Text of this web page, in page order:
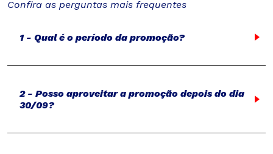
Confira as perguntas mais frequentes
1 - Qual é o período da promoção?
2 - Posso aproveitar a promoção depois do dia
30/09?